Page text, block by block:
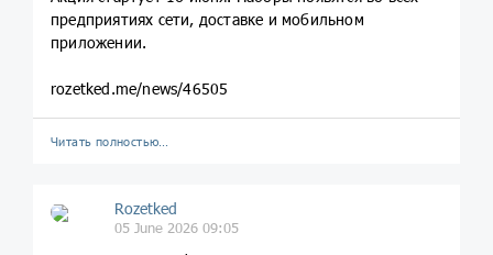
предприятиях сети, доставке и мобильном
приложении.
rozetked.me/news/46505
Читать полностью…
Rozetked
05 June 2026 09:05